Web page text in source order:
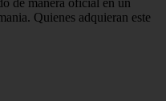
Quienes adquieran este